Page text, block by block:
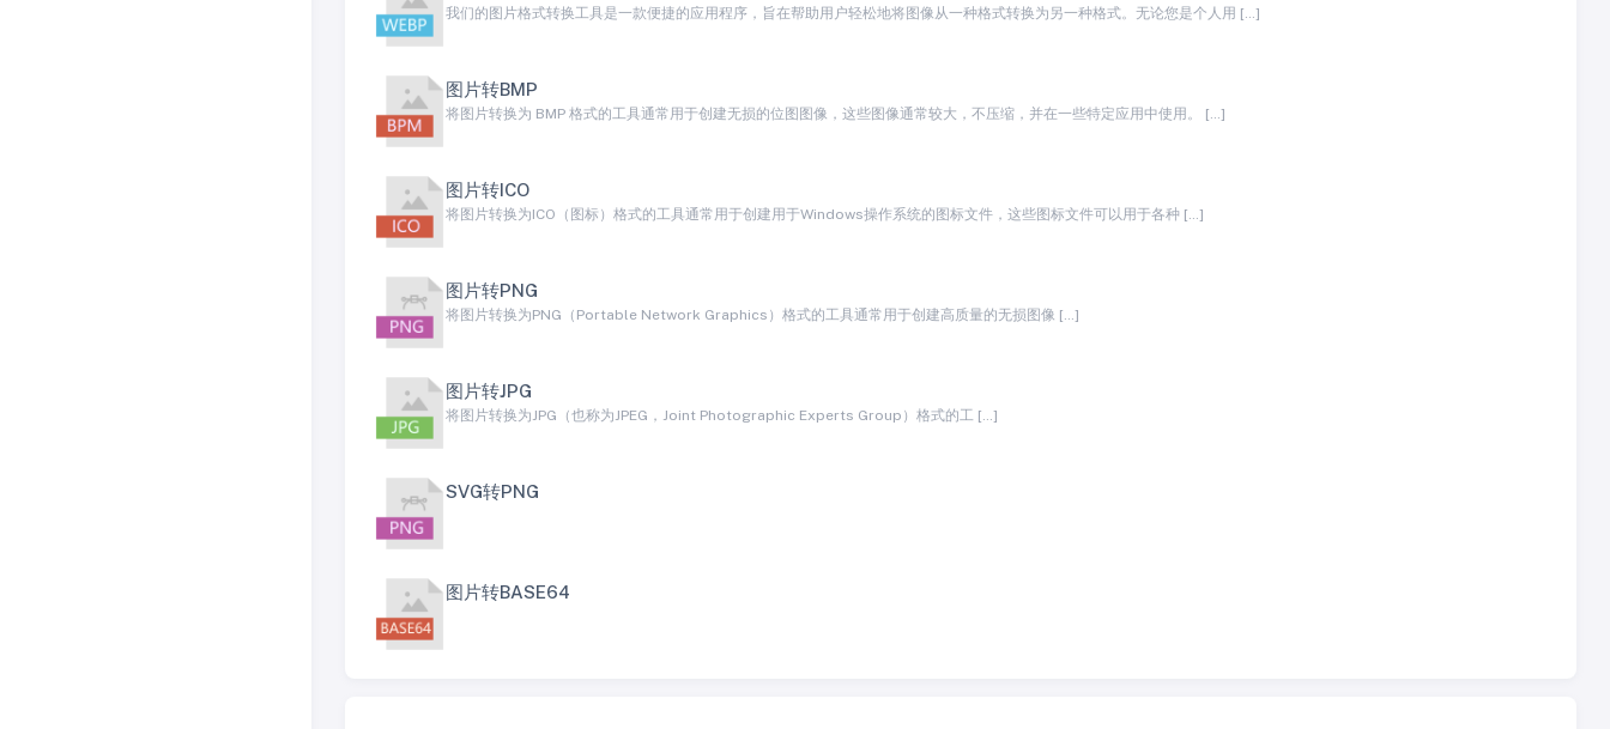
我们的图片格式转换工具是一款便捷的应用程序，旨在帮助用户轻松地将图像从一种格式转换为另一种格式。无论您是个人用 […]
图片转BMP
将图片转换为 BMP 格式的工具通常用于创建无损的位图图像，这些图像通常较大，不压缩，并在一些特定应用中使用。 […]
图片转ICO
将图片转换为ICO（图标）格式的工具通常用于创建用于Windows操作系统的图标文件，这些图标文件可以用于各种 […]
图片转PNG
将图片转换为PNG（Portable Network Graphics）格式的工具通常用于创建高质量的无损图像 […]
图片转JPG
将图片转换为JPG（也称为JPEG，Joint Photographic Experts Group）格式的工 […]
SVG转PNG
图片转BASE64